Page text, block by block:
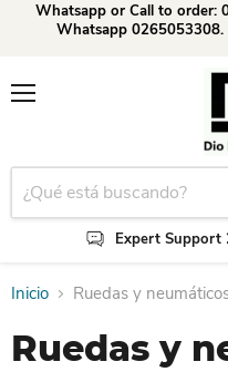
Whatsapp or Call to order:
Whatsapp 0265053308.
Expert Support
Inicio Ruedas y
Ruedas y